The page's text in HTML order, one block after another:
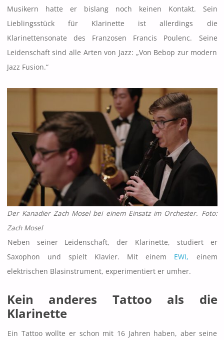
Musikern hatte er bislang noch keinen Kontakt. Sein
Lieblingsstück für Klarinette ist allerdings die
Klarinettensonate des Franzosen Francis Poulenc. Seine
Leidenschaft sind alle Arten von Jazz: „Von Bebop zur modern
Jazz Fusion.“
Der Kanadier Zach Mosel bei einem Einsatz im Orchester. Foto:
Zach Mosel
Neben seiner Leidenschaft, der Klarinette, studiert er
Saxophon und spielt Klavier. Mit einem EWI, einem
elektrischen Blasinstrument, experimentiert er umher.
Kein anderes Tattoo als die
Klarinette
Ein Tattoo wollte er schon mit 16 Jahren haben, aber seine